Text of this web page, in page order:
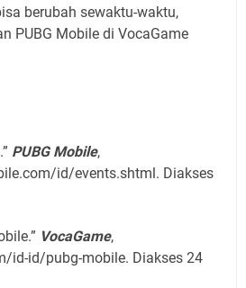
berubah sewaktu-waktu,
PUBG Mobile di VocaGame
PUBG Mobile,
id/events.shtml. Diakses
VocaGame,
id-id/pubg-mobile. Diakses 24